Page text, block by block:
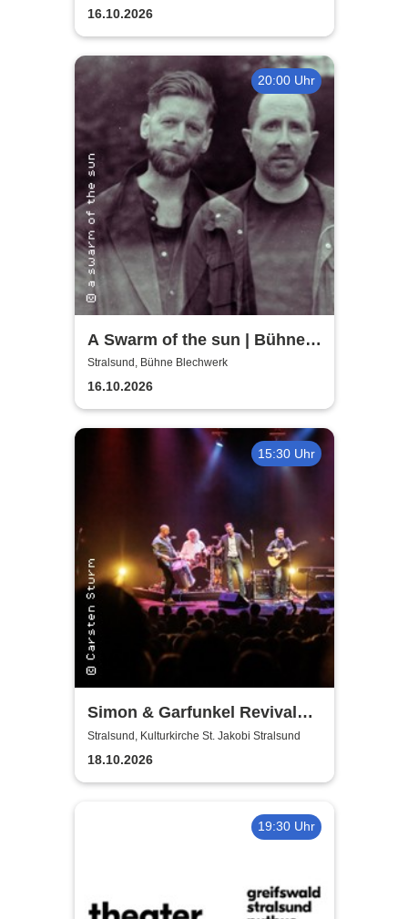
16.10.2026
20:00 Uhr
A Swarm of the sun | Bühne
Blechwerk
Stralsund, Bühne Blechwerk
16.10.2026
15:30 Uhr
Simon & Garfunkel Revival
Band
Stralsund, Kulturkirche St. Jakobi Stralsund
18.10.2026
19:30 Uhr